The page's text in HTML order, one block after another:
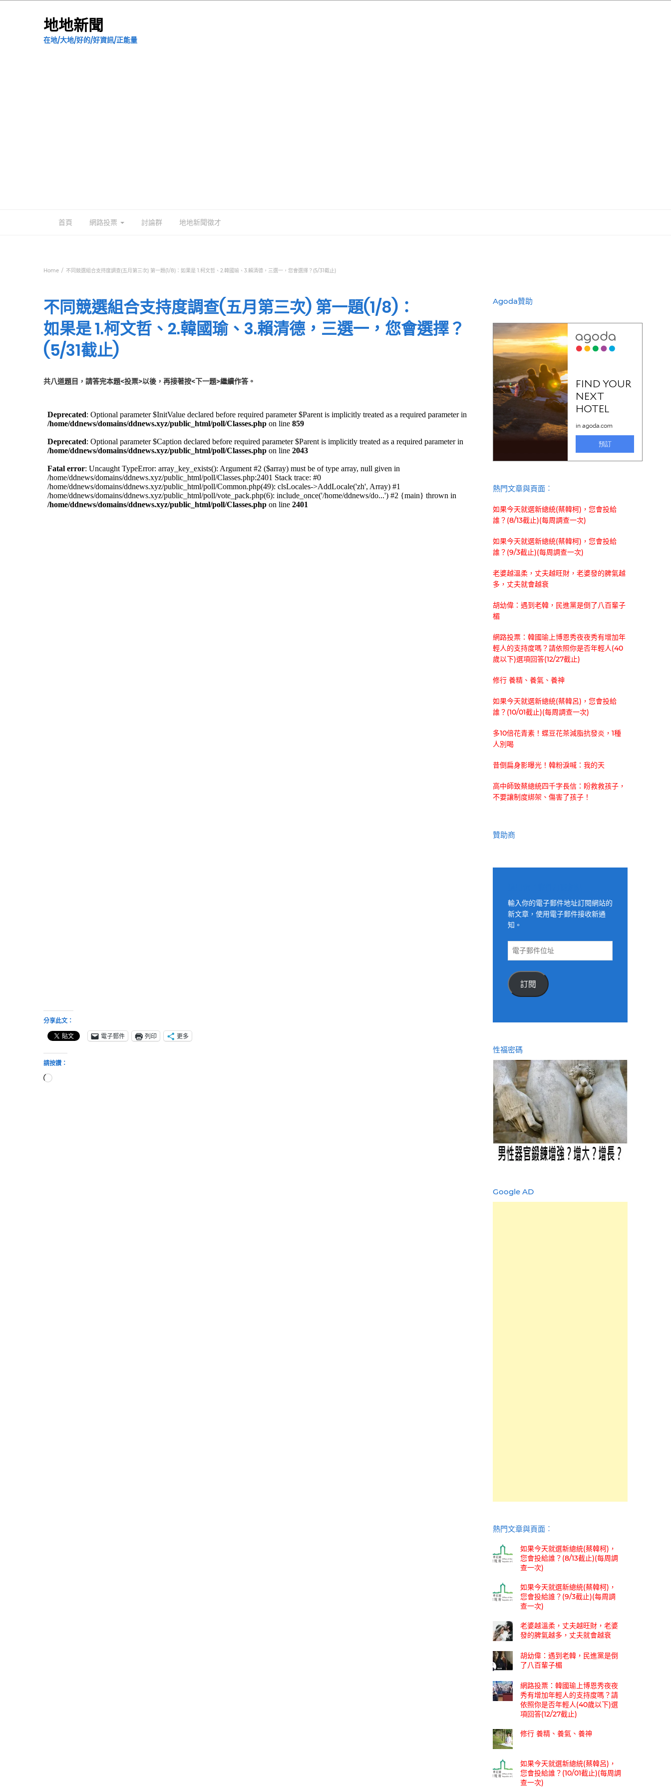
地地新聞
在地/大地/好的/好資訊/正能量
首頁 網路投票 討論群 地地新聞徵才
Home 不同競選組合支持度調查(五月第三次) 第一題(1/8)：如果是 1.柯文哲、2.韓國瑜、3.賴清德，三選一，您會選擇？(5/31截止)
不同競選組合支持度調查(五月第三次) 第一題(1/8)：
如果是 1.柯文哲、2.韓國瑜、3.賴清德，三選一，您會選擇？
(5/31截止)
共八道題目，請答完本題<投票>以後，再接著按<下一題>繼續作答。
分享此文：
電子郵件
列印 更多
請按讚：
正
Agoda贊助
熱門文章與頁面︰
如果今天就選新總統(蔡韓柯)，您會投給
誰？(8/13截止)(每周調查一次)
如果今天就選新總統(蔡韓柯)，您會投給
誰？(9/3截止)(每周調查一次)
老婆越溫柔，丈夫越旺財，老婆發的脾氣越
多，丈夫就會越衰
胡幼偉：遇到老韓，民進黨是倒了八百輩子
楣
網路投票：韓國瑜上博恩秀夜夜秀有增加年
輕人的支持度嗎？請依照你是否年輕人(40
歲以下)選項回答(12/27截止)
修行 養精、養氣、養神
如果今天就選新總統(蔡韓呂)，您會投給
誰？(10/01截止)(每周調查一次)
多10倍花青素！蝶豆花茶減脂抗發炎，1種
人別喝
昔倒扁身影曝光！韓粉淚喊：我的天
高中師致蔡總統四千字長信：盼救救孩子，
不要讓制度綁架、傷害了孩子！
贊助商
輸入你的電子郵件地址訂閱網站的
新文章，使用電子郵件接收新通
知。
電
件
位
訂閱
性福密碼
Google AD
熱門文章與頁面︰
如果今天就選新總統(蔡韓柯)，
您會投給誰？(8/13截止)(每周調
查一次)
如果今天就選新總統(蔡韓柯)，
您會投給誰？(9/3截止)(每周調
查一次)
老婆越溫柔，丈夫越旺財，老婆
發的脾氣越多，丈夫就會越衰
胡幼偉：遇到老韓，民進黨是倒
了八百輩子楣
網路投票：韓國瑜上博恩秀夜夜
秀有增加年輕人的支持度嗎？請
依照你是否年輕人(40歲以下)選
項回答(12/27截止)
修行 養精、養氣、養神
如果今天就選新總統(蔡韓呂)，
您會投給誰？(10/01截止)(每周調
查一次)